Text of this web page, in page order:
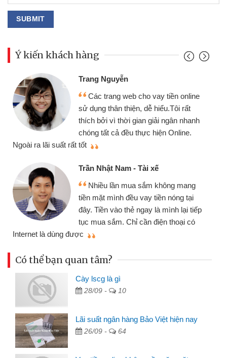
Ý kiến khách hàng
Đoàn Hữu Cảnh
Mình cần tiền gấp nên định cầm cố
chiếc xe wave nhưng thật may đã có
gói vay tiền bằng CMND online không
cần gặp mặt nên rất tiện lợi, sẽ giới
thiệu cho bạn bè biết
Cấn Văn Lực - Tạp hóa
Tôi kinh doanh buôn bán nhỏ lẻ
nhiều lúc cần vốn nhập hàng, nhờ biết
đến website qua bạn bè giới thiệu tôi
đã giải quyết được công việc của
Có thể bạn quan tâm?
Cày lscg là gì
28/09 - 10
Lãi suất ngân hàng Bảo Việt hiện nay
26/09 - 64